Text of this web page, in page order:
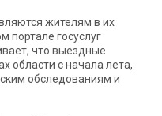
жителям в их
портале госуслуг
что выездные
области с начала лета,
обследованиям и